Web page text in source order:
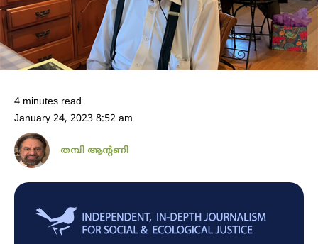
4 minutes read
January 24, 2023 8:52 am
തമ്പി ആന്റണി